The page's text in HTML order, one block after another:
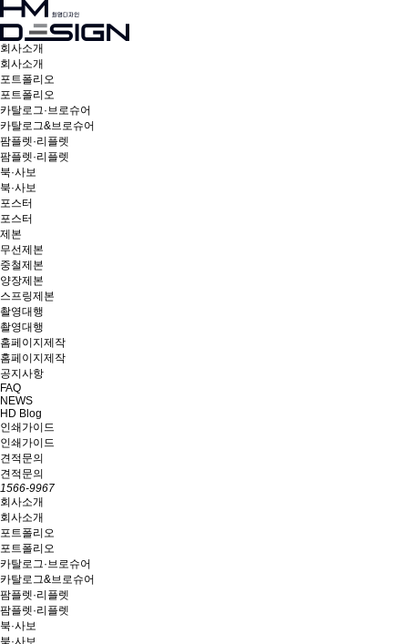
회사소개
회사소개
포트폴리오
포트폴리오
카탈로그·브로슈어
카탈로그&브로슈어
팜플렛·리플렛
팜플렛·리플렛
북·사보
북·사보
포스터
포스터
제본
무선제본
중철제본
양장제본
스프링제본
촬영대행
촬영대행
홈페이지제작
홈페이지제작
공지사항
FAQ
NEWS
HD Blog
인쇄가이드
인쇄가이드
견적문의
견적문의
1566-9967
회사소개
회사소개
포트폴리오
포트폴리오
카탈로그·브로슈어
카탈로그&브로슈어
팜플렛·리플렛
팜플렛·리플렛
북·사보
북·사보